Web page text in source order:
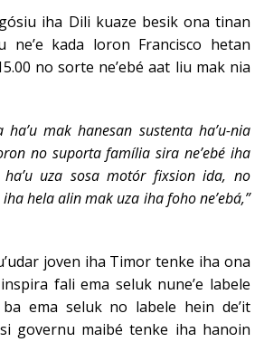
iha Dili kuaze besik ona tinan
ne’e kada loron Francisco hetan
no sorte ne’ebé aat liu mak nia
ha’u mak hanesan sustenta ha’u-nia
no suporta família sira ne’ebé iha
uza sosa motór fixsion ida, no
hela alin mak uza iha foho ne’ebá,”
joven iha Timor tenke iha ona
fali ema seluk nune’e labele
ba ema seluk no labele hein de’it
governu maibé tenke iha hanoin